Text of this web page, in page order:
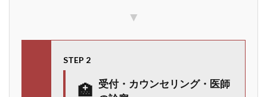
▼
STEP 2
🏥 受付・カウンセリング・医師